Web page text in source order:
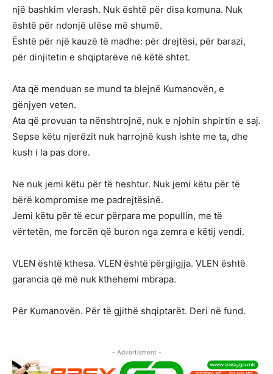
një bashkim vlerash. Nuk është për disa komuna. Nuk
është për ndonjë ulëse më shumë.
Është për një kauzë të madhe: për drejtësi, për barazi,
për dinjitetin e shqiptarëve në këtë shtet.
Ata që menduan se mund ta blejnë Kumanovën, e
gënjyen veten.
Ata që provuan ta nënshtrojnë, nuk e njohin shpirtin e saj.
Sepse këtu njerëzit nuk harrojnë kush ishte me ta, dhe
kush i la pas dore.
Ne nuk jemi këtu për të heshtur. Nuk jemi këtu për të
bërë kompromise me padrejtësinë.
Jemi këtu për të ecur përpara me popullin, me të
vërtetën, me forcën që buron nga zemra e këtij vendi.
VLEN është kthesa. VLEN është përgjigjja. VLEN është
garancia që më nuk kthehemi mbrapa.
Për Kumanovën. Për të gjithë shqiptarët. Deri në fund.
- Advertisment -